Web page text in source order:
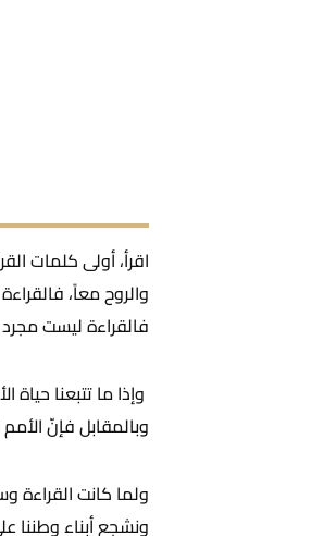
اقرأ، أولى كلمات
والروح معاً،
فالقراءة ليست
وإذا ما تتبعنا
وبالمقابل فإنّ
ولما كانت القراءة
ونشجع أبناء وطننا